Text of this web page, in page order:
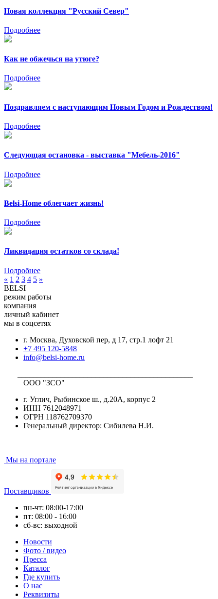
Новая коллекция "Русский Север"
Подробнее
Как не обжечься на утюге?
Подробнее
Поздравляем с наступающим Новым Годом и Рождеством!
Подробнее
Следующая остановка - выставка "Мебель-2016"
Подробнее
Belsi-Home облегчает жизнь!
Подробнее
Ликвидация остатков со склада!
Подробнее
« 1 2 3 4 5 »
BELSI
режим работы
компания
личный кабинет
мы в соцсетях
г. Москва, Духовской пер, д 17, стр.1 лофт 21
+7 495 120-5848
info@belsi-home.ru
ООО "ЗСО"
г. Углич, Рыбинское ш., д.20А, корпус 2
ИНН 7612048971
ОГРН 118762709370
Генеральный директор: Сибилева Н.И.
Мы на портале
Поставщиков
пн-чт: 08:00-17:00
пт: 08:00 - 16:00
сб-вс: выходной
Новости
Фото / видео
Пресса
Каталог
Где купить
О нас
Реквизиты